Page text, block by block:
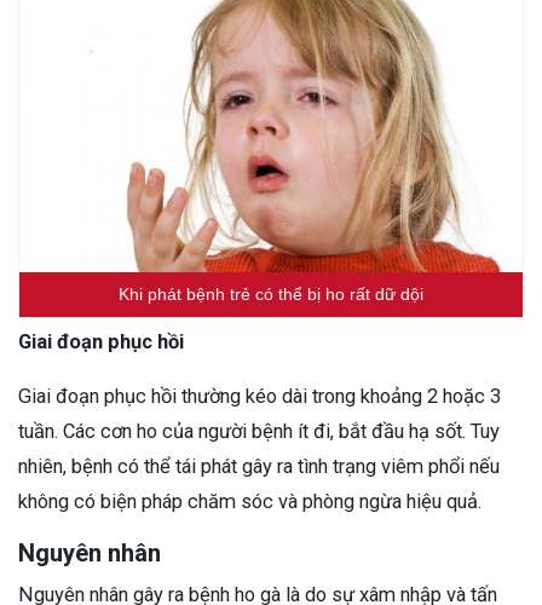
Khi phát bệnh trẻ có thể bị ho rất dữ dội
Giai đoạn phục hồi
Giai đoạn phục hồi thường kéo dài trong khoảng 2 hoặc 3
tuần. Các cơn ho của người bệnh ít đi, bắt đầu hạ sốt. Tuy
nhiên, bệnh có thể tái phát gây ra tình trạng viêm phổi nếu
không có biện pháp chăm sóc và phòng ngừa hiệu quả.
Nguyên nhân
Nguyên nhân gây ra bệnh ho gà là do sự xâm nhập và tấn